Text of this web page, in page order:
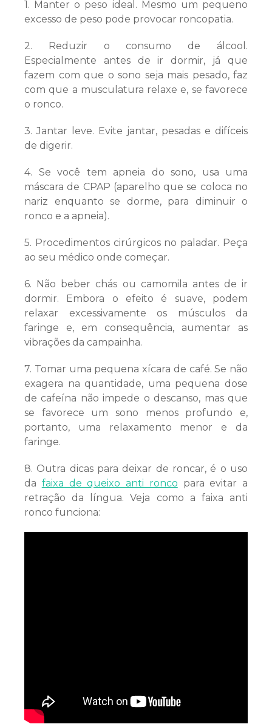
1. Manter o peso ideal. Mesmo um pequeno
excesso de peso pode provocar roncopatia.
2. Reduzir o consumo de álcool.
Especialmente antes de ir dormir, já que
fazem com que o sono seja mais pesado, faz
com que a musculatura relaxe e, se favorece
o ronco.
3. Jantar leve. Evite jantar, pesadas e difíceis
de digerir.
4. Se você tem apneia do sono, usa uma
máscara de CPAP (aparelho que se coloca no
nariz enquanto se dorme, para diminuir o
ronco e a apneia).
5. Procedimentos cirúrgicos no paladar. Peça
ao seu médico onde começar.
6. Não beber chás ou camomila antes de ir
dormir. Embora o efeito é suave, podem
relaxar excessivamente os músculos da
faringe e, em consequência, aumentar as
vibrações da campainha.
7. Tomar uma pequena xícara de café. Se não
exagera na quantidade, uma pequena dose
de cafeína não impede o descanso, mas que
se favorece um sono menos profundo e,
portanto, uma relaxamento menor e da
faringe.
8. Outra dicas para deixar de roncar, é o uso
da faixa de queixo anti ronco para evitar a
retração da língua. Veja como a faixa anti
ronco funciona: